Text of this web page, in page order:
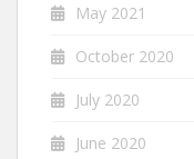
May 2021
October 2020
July 2020
June 2020